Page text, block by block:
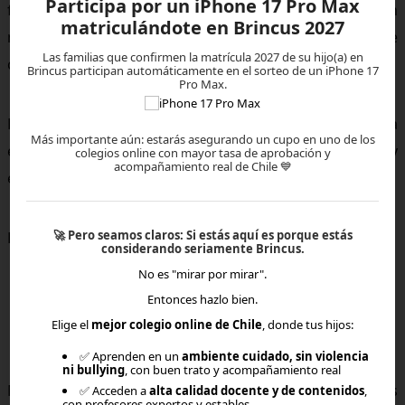
flexibilidad no significa ausencia de estructura. Sin un
mínimo de organización, el día a día puede volverse
caótico.
La
funciona mejor cuando existe una
estructura flexible: rutinas suaves, acuerdos claros y
expectativas realistas.
El equilibrio está entre rigidez y caos.
No ajustar expectativas propias
Muchos errores nacen de expectativas poco realistas
Participa por un iPhone 17 Pro Max
matriculándote en Brincus 2027
Las familias que confirmen la matrícula 2027 de su hijo(a) en
Brincus participan automáticamente en el sorteo de un iPhone 17
Pro Max.
Más importante aún: estarás asegurando un cupo en uno de los
colegios online con mayor tasa de aprobación y
acompañamiento real de Chile 💙
🚀Pero seamos claros: Si estás aquí es porque estás
considerando seriamente Brincus.
No es "mirar por mirar".
Entonces hazlo bien.
Elige el mejor colegio online de Chile, donde tus hijos:
✅ Aprenden en unambiente cuidado, sin violencia
ni bullying, con buen trato y acompañamiento real
✅ Acceden aalta calidad docente y de contenidos,